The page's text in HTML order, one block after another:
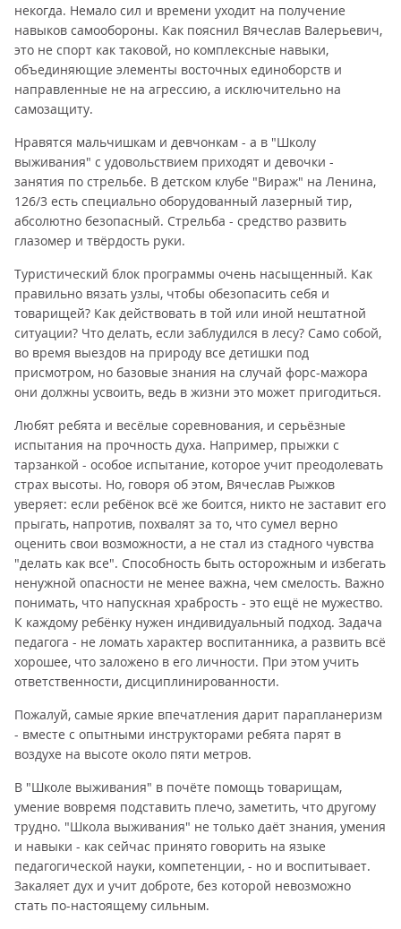
некогда. Немало сил и времени уходит на получение
навыков самообороны. Как пояснил Вячеслав Валерьевич,
это не спорт как таковой, но комплексные навыки,
объединяющие элементы восточных единоборств и
направленные не на агрессию, а исключительно на
самозащиту.
Нравятся мальчишкам и девчонкам - а в "Школу
выживания" с удовольствием приходят и девочки -
занятия по стрельбе. В детском клубе "Вираж" на Ленина,
126/3 есть специально оборудованный лазерный тир,
абсолютно безопасный. Стрельба - средство развить
глазомер и твёрдость руки.
Туристический блок программы очень насыщенный. Как
правильно вязать узлы, чтобы обезопасить себя и
товарищей? Как действовать в той или иной нештатной
ситуации? Что делать, если заблудился в лесу? Само собой,
во время выездов на природу все детишки под
присмотром, но базовые знания на случай форс-мажора
они должны усвоить, ведь в жизни это может пригодиться.
Любят ребята и весёлые соревнования, и серьёзные
испытания на прочность духа. Например, прыжки с
тарзанкой - особое испытание, которое учит преодолевать
страх высоты. Но, говоря об этом, Вячеслав Рыжков
уверяет: если ребёнок всё же боится, никто не заставит его
прыгать, напротив, похвалят за то, что сумел верно
оценить свои возможности, а не стал из стадного чувства
"делать как все". Способность быть осторожным и избегать
ненужной опасности не менее важна, чем смелость. Важно
понимать, что напускная храбрость - это ещё не мужество.
К каждому ребёнку нужен индивидуальный подход. Задача
педагога - не ломать характер воспитанника, а развить всё
хорошее, что заложено в его личности. При этом учить
ответственности, дисциплинированности.
Пожалуй, самые яркие впечатления дарит парапланеризм
- вместе с опытными инструкторами ребята парят в
воздухе на высоте около пяти метров.
В "Школе выживания" в почёте помощь товарищам,
умение вовремя подставить плечо, заметить, что другому
трудно. "Школа выживания" не только даёт знания, умения
и навыки - как сейчас принято говорить на языке
педагогической науки, компетенции, - но и воспитывает.
Закаляет дух и учит доброте, без которой невозможно
стать по-настоящему сильным.